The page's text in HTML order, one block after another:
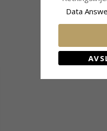
Data